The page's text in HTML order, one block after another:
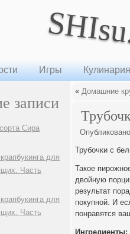
Игры Кулинария
записи
Сира
для
Часть
для
Часть
« Домашние
Опубликовано
Трубочки с
Такое
двойную
результат
покупной. И
понравятся
Ингредиенты: